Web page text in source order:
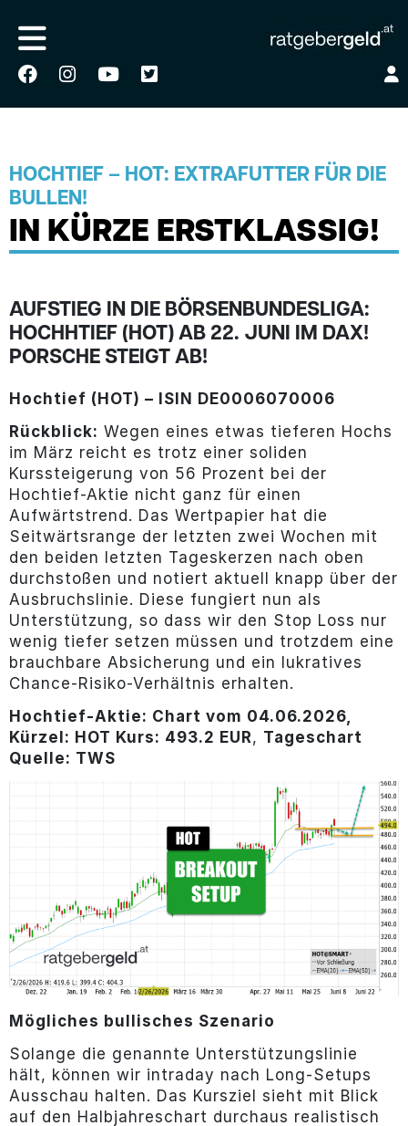
HOCHTIEF – HOT: EXTRAFUTTER FÜR DIE
BULLEN!
IN KÜRZE ERSTKLASSIG!
AUFSTIEG IN DIE BÖRSENBUNDESLIGA:
HOCHHTIEF (HOT) AB 22. JUNI IM DAX!
PORSCHE STEIGT AB!
Hochtief (HOT) – ISIN DE0006070006
Rückblick: Wegen eines etwas tieferen Hochs
im März reicht es trotz einer soliden
Kurssteigerung von 56 Prozent bei der
Hochtief-Aktie nicht ganz für einen
Aufwärtstrend. Das Wertpapier hat die
Seitwärtsrange der letzten zwei Wochen mit
den beiden letzten Tageskerzen nach oben
durchstoßen und notiert aktuell knapp über der
Ausbruchslinie. Diese fungiert nun als
Unterstützung, so dass wir den Stop Loss nur
wenig tiefer setzen müssen und trotzdem eine
brauchbare Absicherung und ein lukratives
Chance-Risiko-Verhältnis erhalten.
Hochtief-Aktie: Chart vom 04.06.2026,
Kürzel: HOT Kurs: 493.2 EUR, Tageschart
Quelle: TWS
Mögliches bullisches Szenario
Solange die genannte Unterstützungslinie
hält, können wir intraday nach Long-Setups
Ausschau halten. Das Kursziel sieht mit Blick
auf den Halbjahreschart durchaus realistisch